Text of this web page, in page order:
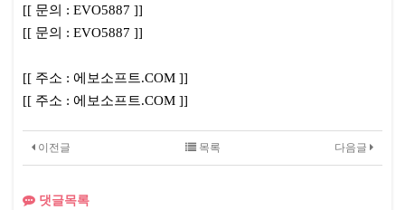
[[ 문의 : EVO5887 ]]
[[ 문의 : EVO5887 ]]
[[ 주소 : 에보소프트.COM ]]
[[ 주소 : 에보소프트.COM ]]
이전글 다음글
목록
댓글목록